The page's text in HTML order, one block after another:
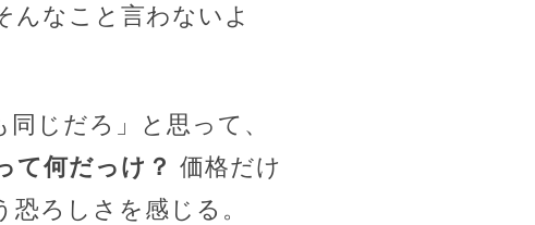
んなこと言わないよ
じだろ」と思って、
て何だっけ？ 価格だけ
ろしさを感じる。